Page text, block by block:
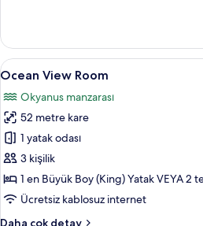
daha
fazla
detay
Ocean
View
Room
için
tüm
fotoğrafları
görün
7
Ocean View Room
Okyanus manzarası
52 metre kare
1 yatak odası
3 kişilik
1 en Büyük Boy (King) Yatak VEYA 2
Ücretsiz kablosuz internet
Daha çok detay
Ocean